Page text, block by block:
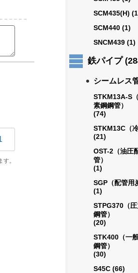
SCM435(H)
SCM440 (1)
SNCM439 (1)
鉄パイプ
シームレス
STKM13A-S
素鋼鋼管）
(74)
STKM13C（
(21)
OST-2（油圧
管）
(1)
SGP（配管用
(1)
STPG370（
鋼管）
(20)
STK400（一
鋼管）
(30)
S45C (66)